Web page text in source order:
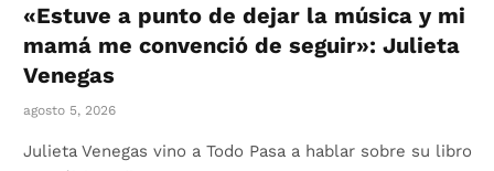
«Estuve a punto de dejar la música y mi
mamá me convenció de seguir»: Julieta
Venegas
agosto 5, 2026
Julieta Venegas vino a Todo Pasa a hablar sobre su libro